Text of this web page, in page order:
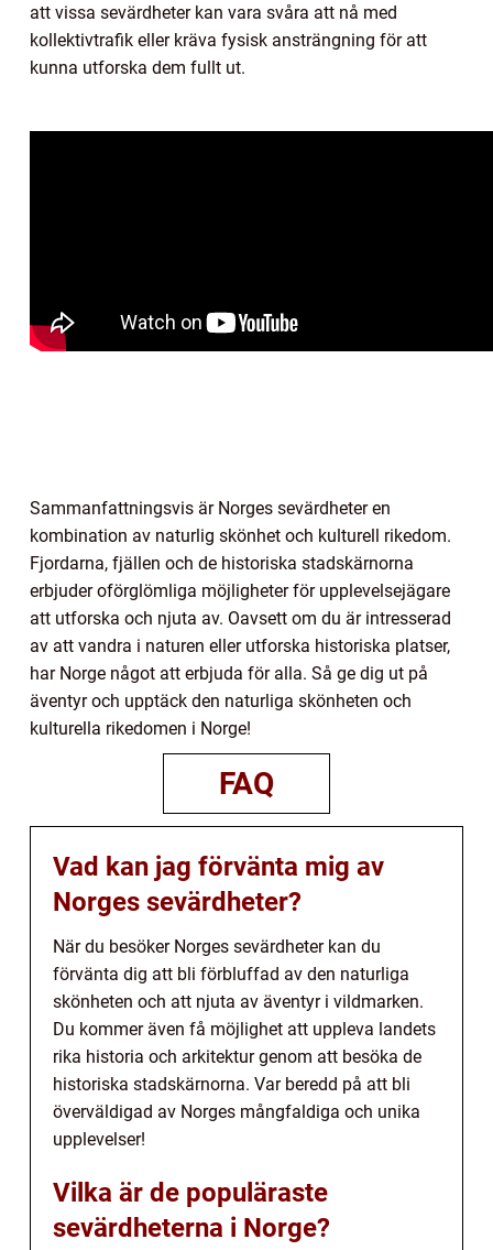
att vissa sevärdheter kan vara svåra att nå med
kollektivtrafik eller kräva fysisk ansträngning för att
kunna utforska dem fullt ut.
Sammanfattningsvis är Norges sevärdheter en
kombination av naturlig skönhet och kulturell rikedom.
Fjordarna, fjällen och de historiska stadskärnorna
erbjuder oförglömliga möjligheter för upplevelsejägare
att utforska och njuta av. Oavsett om du är intresserad
av att vandra i naturen eller utforska historiska platser,
har Norge något att erbjuda för alla. Så ge dig ut på
äventyr och upptäck den naturliga skönheten och
kulturella rikedomen i Norge!
FAQ
Vad kan jag förvänta mig av
Norges sevärdheter?
När du besöker Norges sevärdheter kan du
förvänta dig att bli förbluffad av den naturliga
skönheten och att njuta av äventyr i vildmarken.
Du kommer även få möjlighet att uppleva landets
rika historia och arkitektur genom att besöka de
historiska stadskärnorna. Var beredd på att bli
överväldigad av Norges mångfaldiga och unika
upplevelser!
Vilka är de populäraste
sevärdheterna i Norge?